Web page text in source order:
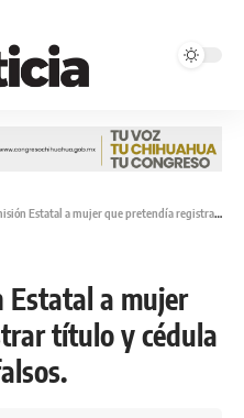
a mujer que pretendía registrar título y cédula de cirugía plástica falsos.
Estatal a mujer
título y cédula